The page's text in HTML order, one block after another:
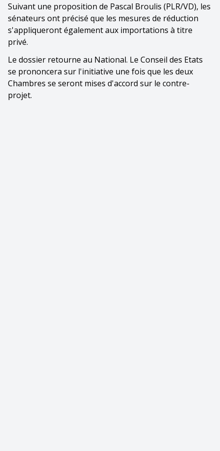
Suivant une proposition de Pascal Broulis (PLR/VD), les
sénateurs ont précisé que les mesures de réduction
s'appliqueront également aux importations à titre
privé.
Le dossier retourne au National. Le Conseil des Etats
se prononcera sur l'initiative une fois que les deux
Chambres se seront mises d'accord sur le contre-
projet.